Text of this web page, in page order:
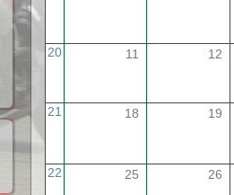
20 11 12
21 18 19
22 25 26